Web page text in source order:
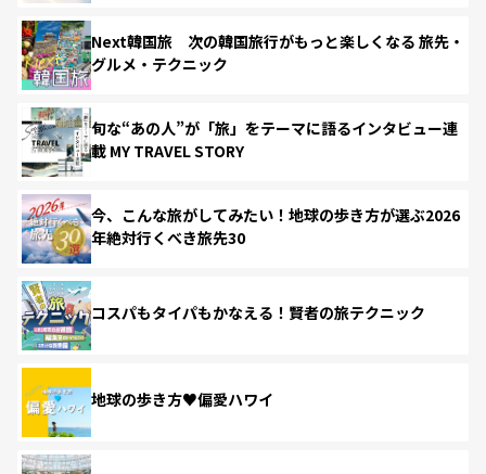
Next韓国旅 次の韓国旅行がもっと楽しくなる 旅先・
グルメ・テクニック
旬な“あの人”が「旅」をテーマに語るインタビュー連
載 MY TRAVEL STORY
今、こんな旅がしてみたい！地球の歩き方が選ぶ2026
年絶対行くべき旅先30
コスパもタイパもかなえる！賢者の旅テクニック
地球の歩き方♥偏愛ハワイ